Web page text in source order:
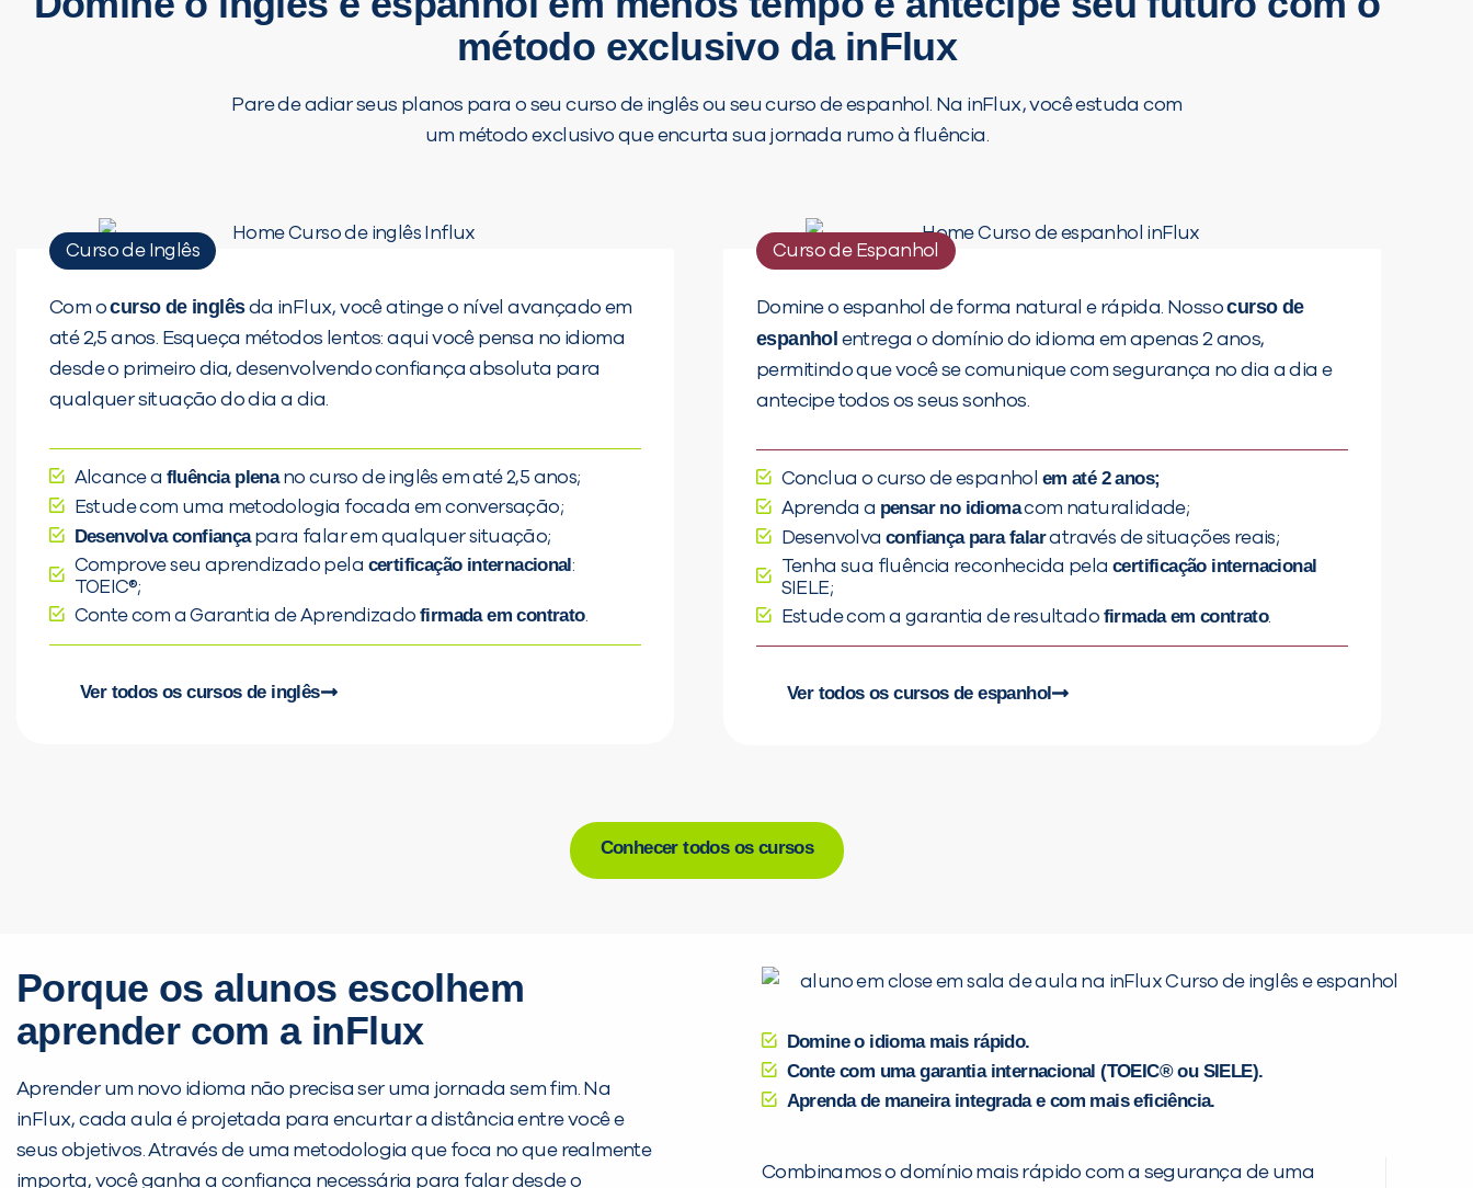
método exclusivo da inFlux
Pare de adiar seus planos para o seu curso de inglês ou seu curso de espanhol. Na inFlux, você estuda com
um método exclusivo que encurta sua jornada rumo à fluência.
Curso de Inglês
Com ocurso de inglêsda inFlux, você atinge o nível avançado em
até 2,5 anos. Esqueça métodos lentos: aqui você pensa no idioma
desde o primeiro dia, desenvolvendo confiança absoluta para
qualquer situação do dia a dia.
Alcance a fluência plenano curso de inglês em até 2,5 anos;
Estude com uma metodologia focada em conversação;
Desenvolva confiançapara falar em qualquer situação;
Comprove seu aprendizado pela certificação internacional:
TOEIC®;
Conte com a Garantia de Aprendizado firmada em contrato.
Ver todos os cursos de inglês
Curso de Espanhol
Domine o espanhol de forma natural e rápida. Nossocurso de
espanhol entrega o domínio do idioma em apenas 2 anos,
permitindo que você se comunique com segurança no dia a dia e
antecipe todos os seus sonhos.
Conclua o curso de espanhol em até 2 anos;
Aprenda a pensar no idiomacom naturalidade;
Desenvolva confiança para falaratravés de situações reais;
Tenha sua fluência reconhecida pela certificação internacional
SIELE;
Estude com a garantia de resultado firmada em contrato.
Ver todos os cursos de espanhol
Conhecer todos os cursos
Porque os alunos escolhem
aprender com a inFlux
Aprender um novo idioma não precisa ser uma jornada sem fim. Na
inFlux, cada aula é projetada para encurtar a distância entre você e
seus objetivos. Através de uma metodologia que foca no que realmente
importa, você ganha a confiança necessária para falar desde o
Domine o idioma mais rápido.
Conte com uma garantia internacional (TOEIC® ou SIELE).
Aprenda de maneira integrada e com mais eficiência.
Combinamos o domínio mais rápido com a segurança de uma